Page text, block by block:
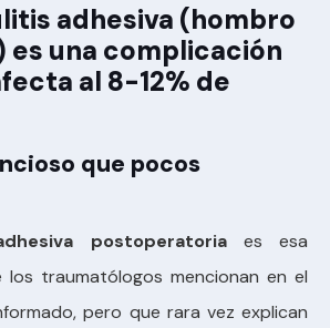
adhesiva (hombro
es una complicación
al 8-12% de
que pocos
postoperatoriaes esa
los traumatólogos mencionan en el
pero que rara vez explican